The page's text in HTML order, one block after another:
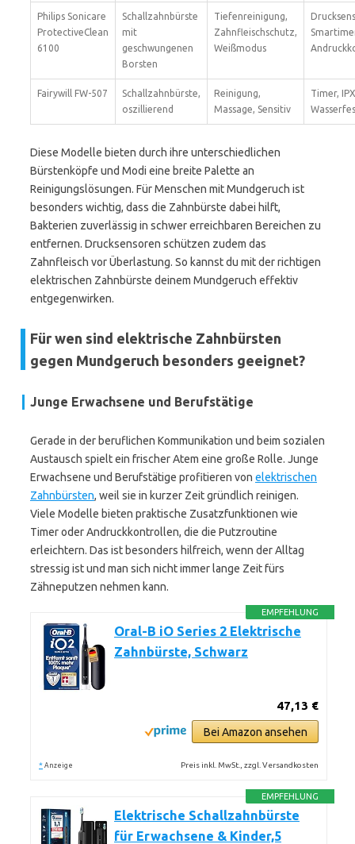
Philips Sonicare
ProtectiveClean
6100
Schallzahnbürste
mit
geschwungenen
Borsten
Tiefenreinigung,
Zahnfleischschutz,
Weißmodus
Fairywill FW-507
Schallzahnbürste,
oszillierend
Reinigung,
Massage, Sensitiv
Timer,
Diese Modelle bieten durch ihre unterschiedlichen
Bürstenköpfe und Modi eine breite Palette an
Reinigungslösungen. Für Menschen mit Mundgeruch ist
besonders wichtig, dass die Zahnbürste dabei hilft,
Bakterien zuverlässig in schwer erreichbaren Bereichen zu
entfernen. Drucksensoren schützen zudem das
Zahnfleisch vor Überlastung. So kannst du mit der richtigen
elektrischen Zahnbürste deinem Mundgeruch effektiv
entgegenwirken.
Für wen sind elektrische Zahnbürsten
gegen Mundgeruch besonders geeignet?
Junge Erwachsene und Berufstätige
Gerade in der beruflichen Kommunikation und beim sozialen
Austausch spielt ein frischer Atem eine große Rolle. Junge
Erwachsene und Berufstätige profitieren von elektrischen
Zahnbürsten, weil sie in kurzer Zeit gründlich reinigen.
Viele Modelle bieten praktische Zusatzfunktionen wie
Timer oder Andruckkontrollen, die die Putzroutine
erleichtern. Das ist besonders hilfreich, wenn der Alltag
stressig ist und man sich nicht immer lange Zeit fürs
Zähneputzen nehmen kann.
EMPFEHLUNG
Oral-B iO Series 2 Elektrische
Zahnbürste, Schwarz
47,13 €
Bei Amazon ansehen
* Anzeige Preis inkl. MwSt., zzgl. Versandkosten
EMPFEHLUNG
Elektrische Schallzahnbürste
für Erwachsene & Kinder,5